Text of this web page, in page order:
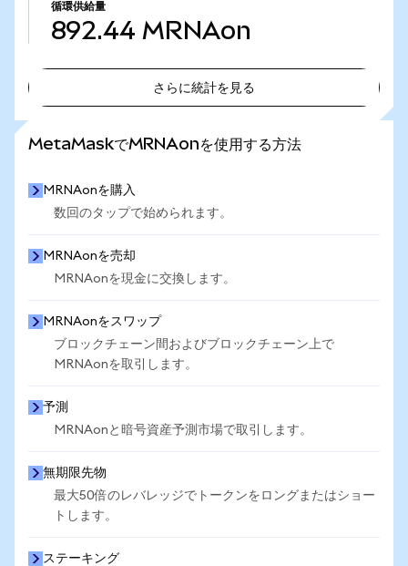
循環供給量
892.44 MRNAon
さらに統計を見る
MetaMaskでMRNAonを使用する方法
MRNAonを購入
数回のタップで始められます。
MRNAonを売却
MRNAonを現金に交換します。
MRNAonをスワップ
ブロックチェーン間およびブロックチェーン上で
MRNAonを取引します。
予測
MRNAonと暗号資産予測市場で取引します。
無期限先物
最大50倍のレバレッジでトークンをロングまたはショー
トします。
ステーキング